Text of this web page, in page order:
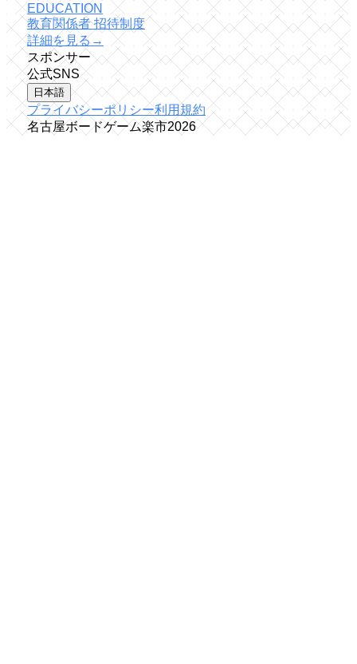
EDUCATION
教育関係者 招待制度
詳細を見る→
スポンサー
公式SNS
日本語
プライバシーポリシー利用規約
名古屋ボードゲーム楽市2026